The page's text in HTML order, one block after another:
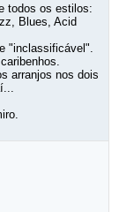
todos os estilos:
Blues, Acid
"inclassificável".
arranjos nos dois